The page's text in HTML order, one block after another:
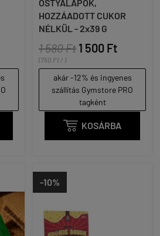
OSTYALAPOK,
HOZZÁADOTT CUKOR
NÉLKÜL - 2x39 G
1 580 Ft 1 500 Ft
(750 Ft / )
akár -12% és ingyenes
szállítás Gymstore PRO
tagként
 KOSÁRBA
-10%